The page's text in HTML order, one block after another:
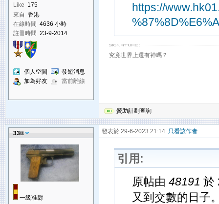
Like 175
來自 香港
在線時間 4636 小時
註冊時間 23-9-2014
個人空間
發短消息
加為好友
當前離線
https://
究竟世界上還有神嗎？
贊助計劃查詢
33tt
一級准尉
發表於 29-6-2023 21:14 只看該作者
引用:
原帖由 48191 於
又到交數的日子